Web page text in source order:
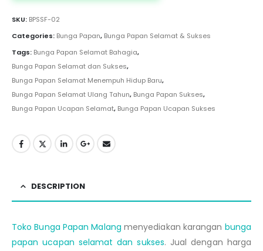
SKU: BPSSF-02
Categories: Bunga Papan, Bunga Papan Selamat & Sukses
Tags: Bunga Papan Selamat Bahagia,
Bunga Papan Selamat dan Sukses,
Bunga Papan Selamat Menempuh Hidup Baru,
Bunga Papan Selamat Ulang Tahun, Bunga Papan Sukses,
Bunga Papan Ucapan Selamat, Bunga Papan Ucapan Sukses
DESCRIPTION
Toko Bunga Papan Malang menyediakan karangan bunga
papan ucapan selamat dan sukses. Jual dengan harga